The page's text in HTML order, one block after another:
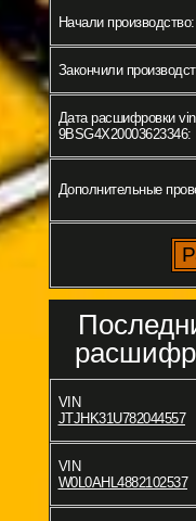
Начали производство:
Закончили
Дата расшифровки
9BSG4X20003623346:
Дополнительные
VIN
JTJHK31U782044557
VIN
W0L0AHL4882102537